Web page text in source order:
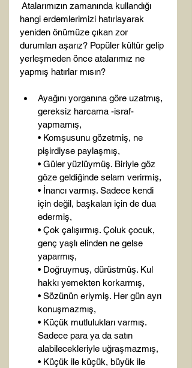
Atalarımızın zamanında kullandığı
hangi erdemlerimizi hatırlayarak
yeniden önümüze çıkan zor
durumları aşarız? Popüler kültür gelip
yerleşmeden önce atalarımız ne
Ayağını yorganına göre uzatmış,
gereksiz harcama -israf-
yapmamış,
• Komşusunu gözetmiş, ne
pişirdiyse paylaşmış,
• Güler yüzlüymüş. Biriyle göz
göze geldiğinde selam verirmiş,
• İnancı varmış. Sadece kendi
için değil, başkaları için de dua
edermiş,
• Çok çalışırmış. Çoluk çocuk,
genç yaşlı elinden ne gelse
yaparmış,
• Doğruymuş, dürüstmüş. Kul
hakkı yemekten korkarmış,
• Sözünün eriymiş. Her gün ayrı
konuşmazmış,
• Küçük mutlulukları varmış.
Sadece para ya da satın
alabilecekleriyle uğraşmazmış,
• Küçük ile küçük, büyük ile